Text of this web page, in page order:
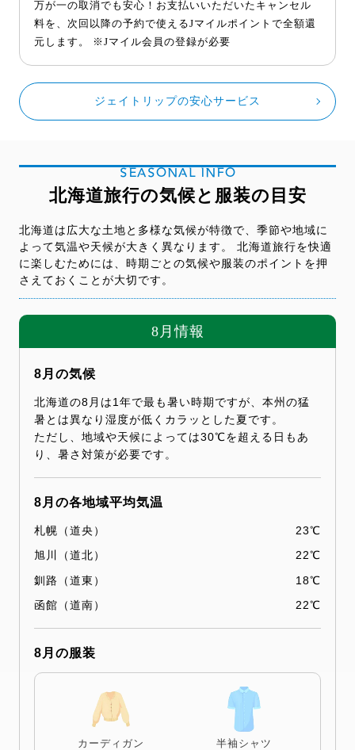
万が一の取消でも安心！お支払いいただいたキャンセル
料を、次回以降の予約で使えるJマイルポイントで全額還
元します。 ※Jマイル会員の登録が必要
ジェイトリップの安心サービス
SEASONAL INFO
北海道旅行の気候と服装の目安
北海道は広大な土地と多様な気候が特徴で、季節や地域に
よって気温や天候が大きく異なります。 北海道旅行を快適
に楽しむためには、時期ごとの気候や服装のポイントを押
さえておくことが大切です。
8月情報
8月の気候
北海道の8月は1年で最も暑い時期ですが、本州の猛
暑とは異なり湿度が低くカラッとした夏です。
ただし、地域や天候によっては30℃を超える日もあ
り、暑さ対策が必要です。
8月の各地域平均気温
札幌（道央）
23℃
旭川（道北）
22℃
釧路（道東）
18℃
函館（道南）
22℃
8月の服装
カーディガン 半袖シャツ